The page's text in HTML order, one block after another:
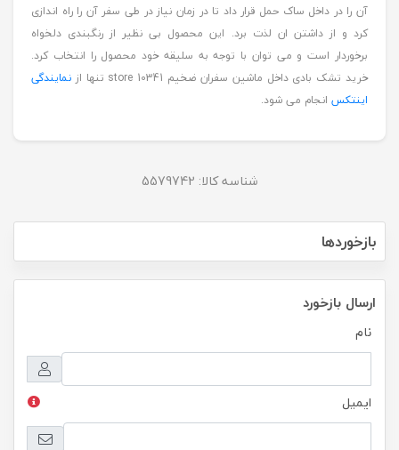
آن را در داخل ساک حمل قرار داد تا در زمان نیاز در طی سفر آن را راه اندازی
کرد و از داشتن ان لذت برد. این محصول بی نظیر از رنگبندی دلخواه
برخوردار است و می توان با توجه به سلیقه خود محصول را انتخاب کرد.
خرید تشک بادی داخل ماشین سفران ضخیم store 10341 تنها از
نمایندگی
اینتکس انجام می شود.
شناسه کالا: 5579742
بازخوردها
ارسال بازخورد
نام
ایمیل